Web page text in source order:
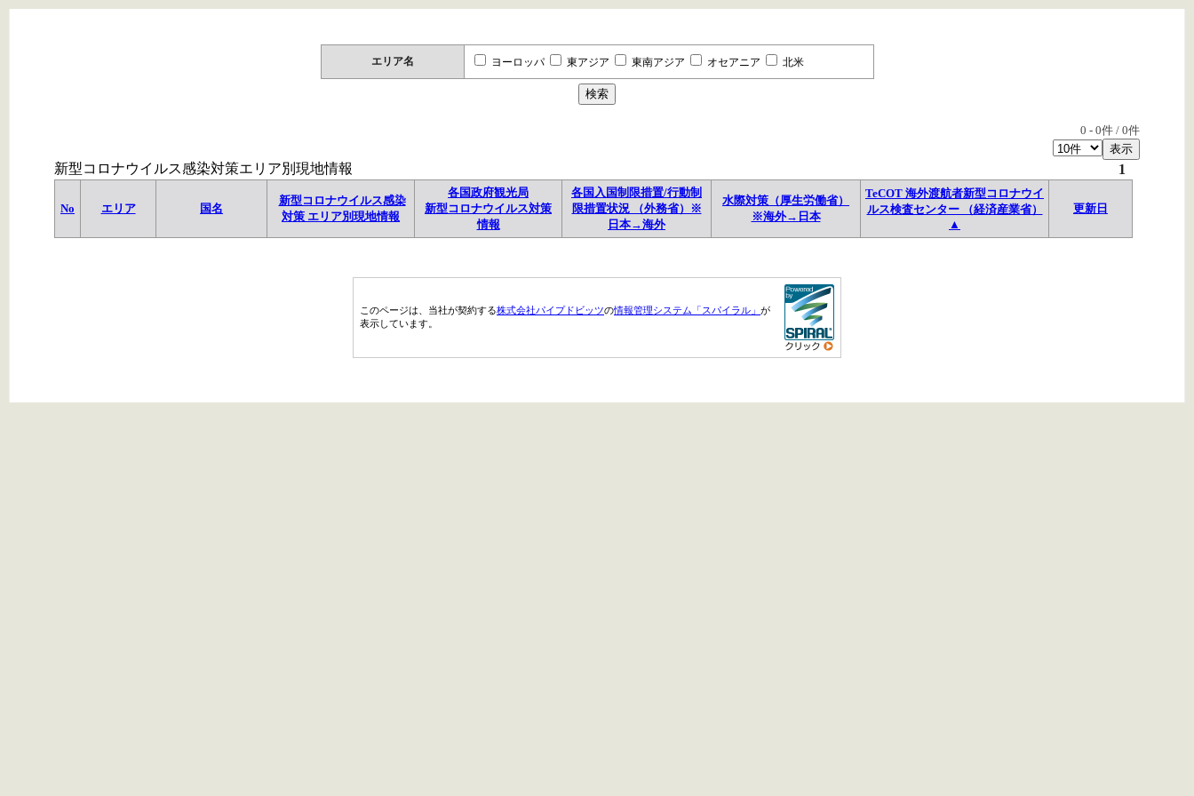
エリア名 ヨーロッパ 東アジア 東南アジア オセアニア 北米
0 - 0件 / 0件
新型コロナウイルス感染対策エリア別現地情報 1
No エリア 国名
新型コロナウイルス感染
対策 エリア別現地情報
各国政府観光局
新型コロナウイルス対策
情報
各国入国制限措置/行動制
限措置状況 （外務省）※
日本→海外
水際対策（厚生労働省）
※海外→日本
TeCOT 海外渡航者新型コロナウイ
ルス検査センター （経済産業省）
▲
更新日
このページは、当社が契約する株式会社パイプドビッツの情報管理システム「スパイラル」 が
表示しています。